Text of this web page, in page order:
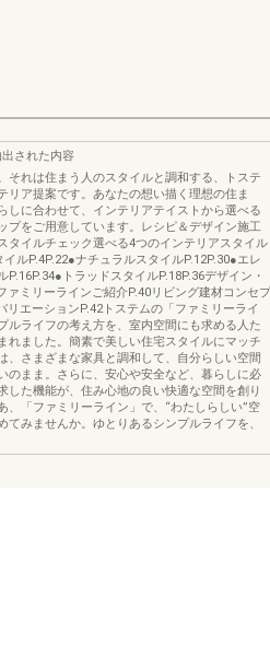
された内容
それは住まう人のスタイルと調和する、トステ
リア提案です。あなたの想い描く理想の住ま
しに合わせて、インテリアテイストから選べる
プをご用意しています。レシピ＆デザイン施工
タイルチェック選べる4つのインテリアスタイル
ルP.4P.22●ナチュラルスタイルP.12P.30●エレ
P.16P.34●トラッドスタイルP.18P.36デザイン・
ァミリーラインご紹介P.40リビング建材コンセプ
リエーションP.42トステムの「ファミリーライ
ルライフの考え方を、室内空間にも求める人た
れました。簡素で美しい住宅スタイルにマッチ
、さまざまな家具と調和して、自分らしい空間
のまま。さらに、安心や安全など、暮らしに必
した機能が、住み心地の良い快適な空間を創り
、「ファミリーライン」で、“わたしらしい”空
てみませんか。ゆとりあるシンプルライフを、